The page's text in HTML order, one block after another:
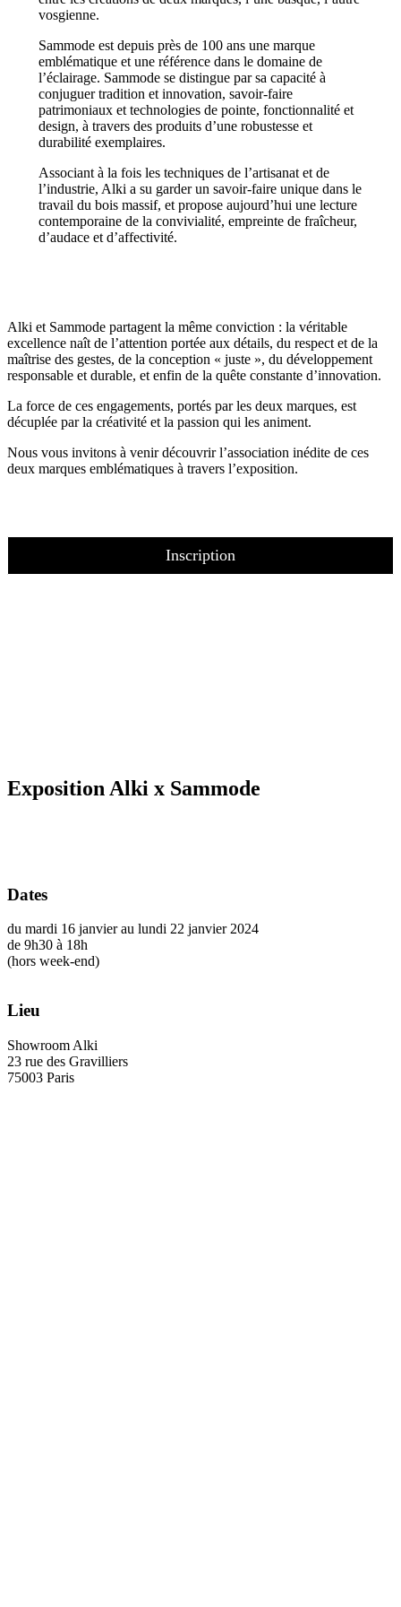
vosgienne.
Sammode est depuis près de 100 ans une marque
emblématique et une référence dans le domaine de
l’éclairage. Sammode se distingue par sa capacité à
conjuguer tradition et innovation, savoir-faire
patrimoniaux et technologies de pointe, fonctionnalité et
design, à travers des produits d’une robustesse et
durabilité exemplaires.
Associant à la fois les techniques de l’artisanat et de
l’industrie, Alki a su garder un savoir-faire unique dans le
travail du bois massif, et propose aujourd’hui une lecture
contemporaine de la convivialité, empreinte de fraîcheur,
d’audace et d’affectivité.
Alki et Sammode partagent la même conviction : la véritable
excellence naît de l’attention portée aux détails, du respect et de la
maîtrise des gestes, de la conception « juste », du développement
responsable et durable, et enfin de la quête constante d’innovation.
La force de ces engagements, portés par les deux marques, est
décuplée par la créativité et la passion qui les animent.
Nous vous invitons à venir découvrir l’association inédite de ces
deux marques emblématiques à travers l’exposition.
Inscription
Exposition Alki x Sammode
Dates
du mardi 16 janvier au lundi 22 janvier 2024
de 9h30 à 18h
(hors week-end)
Lieu
Showroom Alki
23 rue des Gravilliers
75003 Paris